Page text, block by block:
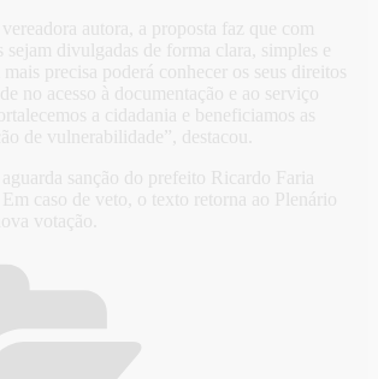
vereadora autora, a proposta faz que com
sejam divulgadas de forma clara, simples e
mais precisa poderá conhecer os seus direitos
no acesso à documentação e ao serviço
a cidadania e beneficiamos as
de vulnerabilidade”, destacou.
sanção do prefeito Ricardo Faria
Em caso de veto, o texto retorna ao Plenário
votação.